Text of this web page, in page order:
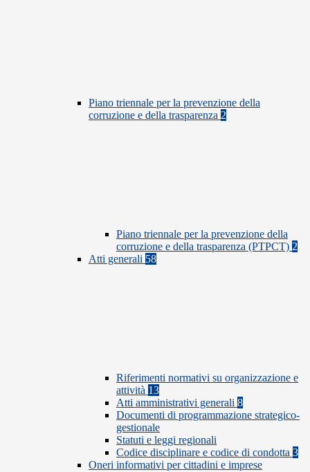
Piano triennale per la prevenzione della
corruzione e della trasparenza 2
Piano triennale per la prevenzione della
corruzione e della trasparenza (PTPCT) 2
Atti generali 58
Riferimenti normativi su organizzazione e
attività 13
Atti amministrativi generali 8
Documenti di programmazione strategico-
gestionale
Statuti e leggi regionali
Codice disciplinare e codice di condotta 3
Oneri informativi per cittadini e imprese